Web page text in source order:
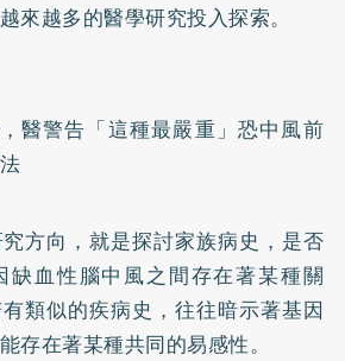
來越多的醫學研究投入探索。
醫警告「這種最嚴重」恐中風前
方向，就是探討家族病史，是否
缺血性腦中風之間存在著某種關
類似的疾病史，往往暗示著基因
存在著某種共同的易感性。